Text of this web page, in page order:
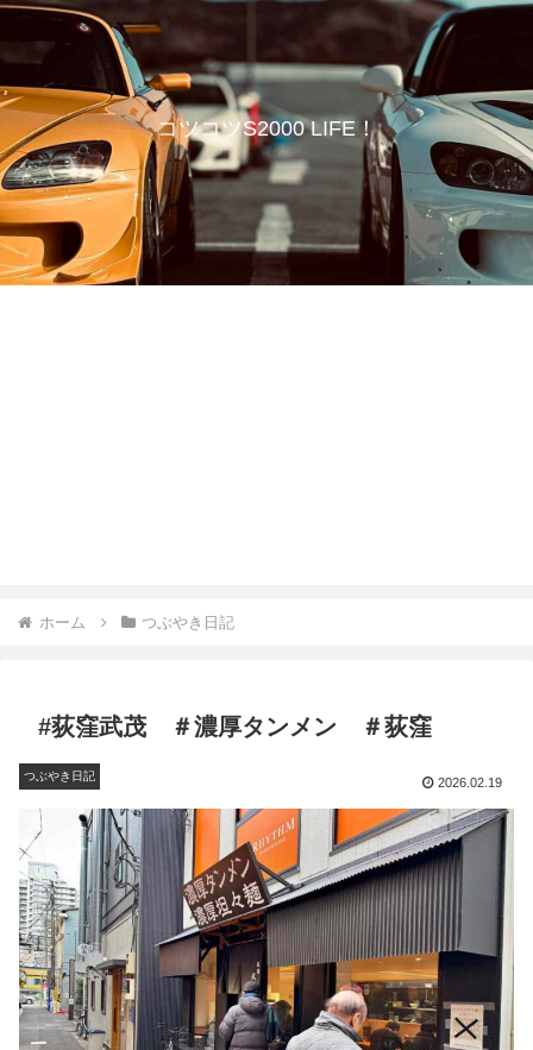
コツコツS2000 LIFE！
ホーム つぶやき日記
#荻窪武茂 ＃濃厚タンメン ＃荻窪
つぶやき日記
2026.02.19